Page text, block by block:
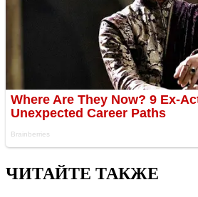
ЧИТАЙТЕ ТАКЖЕ